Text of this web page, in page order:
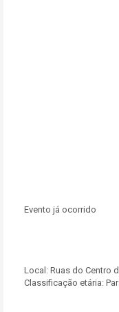
Evento já ocorrido
Local: Ruas do Centro
Classificação etária: